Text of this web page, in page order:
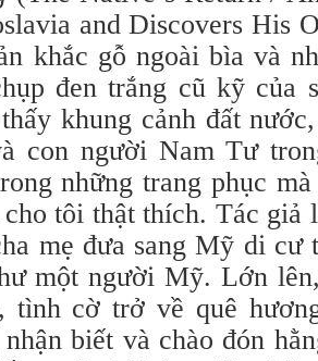
and Discovers His
khắc gỗ ngoài bìa và
đen trắng cũ kỹ của
khung cảnh đất
con người Nam Tư
những trang phục
tôi thật thích. Tác giả
mẹ đưa sang Mỹ di cư
một người Mỹ. Lớn
tình cờ trở về quê
nhận biết và chào đón